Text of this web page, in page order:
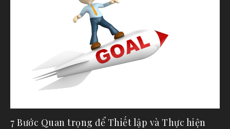
7 Bước Quan trọng để Thiết lập và Thực hiện